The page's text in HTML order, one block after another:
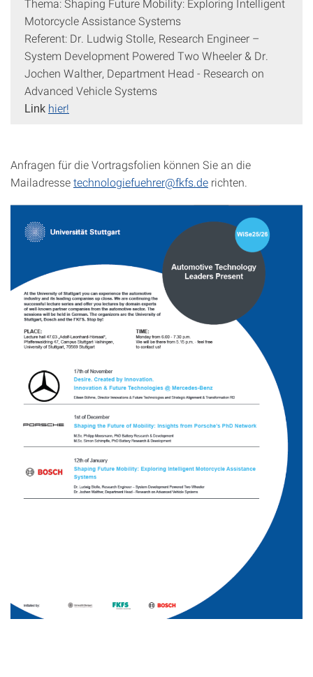
Thema: Shaping Future Mobility: Exploring Intelligent
Motorcycle Assistance Systems
Referent: Dr. Ludwig Stolle, Research Engineer –
System Development Powered Two Wheeler & Dr.
Jochen Walther, Department Head - Research on
Advanced Vehicle Systems
Link hier!
Anfragen für die Vortragsfolien können Sie an die
Mailadressetechnologiefuehrer@fkfs.de richten.